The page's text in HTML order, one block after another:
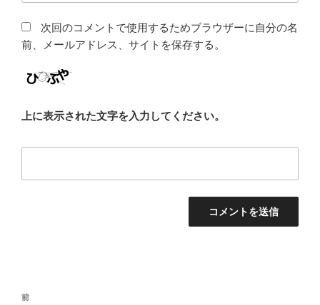
次回のコメントで使用するためブラウザーに自分の名
前、メールアドレス、サイトを保存する。
上に表示された文字を入力してください。
投
前
前